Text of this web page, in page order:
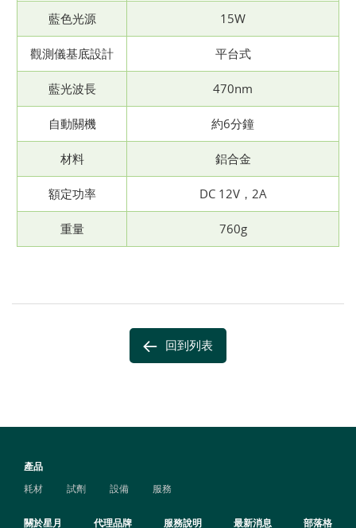
藍色光源 15W
觀測儀基底設計 平台式
藍光波長 470nm
自動關機 約6分鐘
材料 鋁合金
額定功率 DC 12V，2A
重量 760g
回到列表
產品
耗材
試劑 設備 服務
關於星月 代理品牌 服務說明 最新消息 部落格